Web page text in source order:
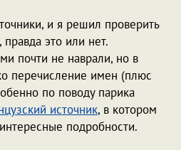
и я решил проверить
это или нет.
почти не наврали, но в
перечисление имен (плюс
по поводу парика
источник, в котором
подробности.